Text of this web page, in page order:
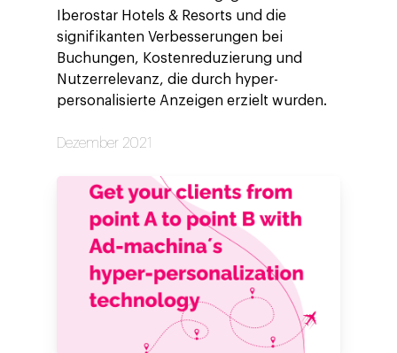
Iberostar Hotels & Resorts und die
signifikanten Verbesserungen bei
Buchungen, Kostenreduzierung und
Nutzerrelevanz, die durch hyper-
personalisierte Anzeigen erzielt wurden.
Dezember 2021